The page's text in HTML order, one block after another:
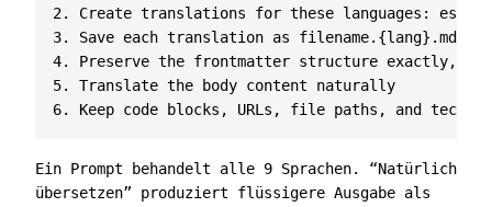
2. Create translations for these languages:
3. Save each translation as filename.{lang}.md
4. Preserve the frontmatter structure exactly,
5. Translate the body content naturally
Ein Prompt behandelt alle 9 Sprachen. “Natürlich
übersetzen” produziert flüssigere Ausgabe als